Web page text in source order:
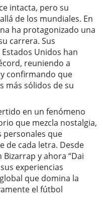
intacta, pero su
de los mundiales. En
ha protagonizado una
carrera. Sus
Unidos han
reuniendo a
confirmando que
más sólidos de su
en un fenómeno
que mezcla nostalgia,
personales que
de cada letra. Desde
Bizarrap y ahora “Dai
experiencias
que domina la
el fútbol